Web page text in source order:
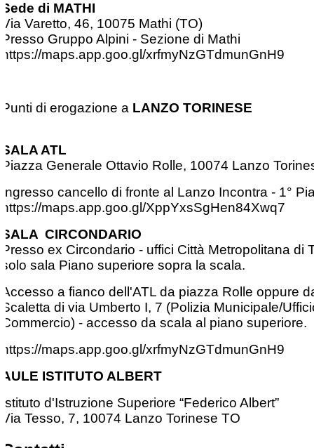
Sede di MATHI
Via Varetto, 46, 10075 Mathi (TO)
Presso Gruppo Alpini - Sezione di Mathi
https://maps.app.goo.gl/xrfmyNzGTdmunGnH9
Punti di erogazione a LANZO TORINESE
SALA ATL
Piazza Generale Ottavio Rolle, 10074 Lanzo
Ingresso cancello di fronte al Lanzo Incontra - 1°
https://maps.app.goo.gl/XppYxsSgHen84Xwq7
SALA CIRCONDARIO
Presso ex Circondario - uffici Città Metropolitana di
solo sala Piano superiore sopra la scala.
Accesso a fianco dell'ATL da piazza Rolle oppure
Scaletta di via Umberto I, 7 (Polizia Municipale/
Commercio) - accesso da scala al piano superiore.
https://maps.app.goo.gl/xrfmyNzGTdmunGnH9
AULE ISTITUTO ALBERT
Istituto d'Istruzione Superiore “Federico Albert”
Via Tesso, 7, 10074 Lanzo Torinese TO